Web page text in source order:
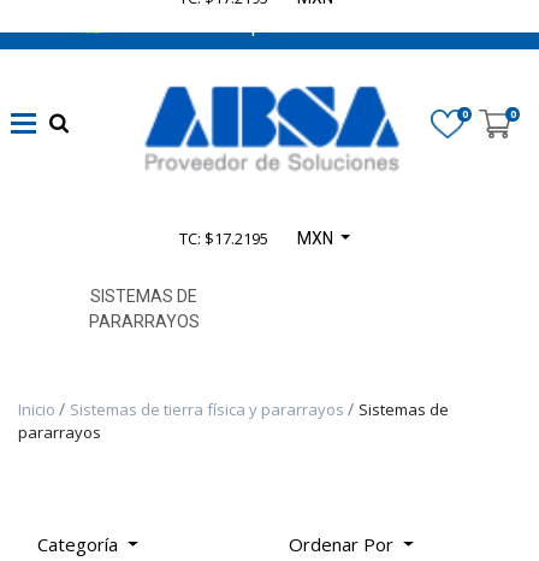
0 0
TC: $17.2195 MXN
SISTEMAS DE
PARARRAYOS
Inicio Sistemas de tierra física y pararrayos
Sistemas de
pararrayos
Categoría Ordenar Por
De